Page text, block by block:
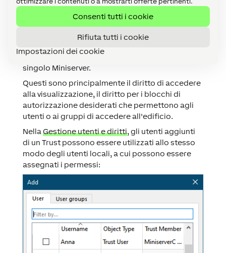
Consenti tutti i cookie
Rifiuta tutti i cookie
Impostazioni dei cookie
Gli utenti vengono trasferiti insieme alle loro
di accesso o iButtons.
sul Miniserver, poiché sono specifici per ogni
singolo Miniserver.
Questi sono principalmente il diritto di accedere
alla visualizzazione, il diritto per i blocchi di
autorizzazione desiderati che permettono agli
utenti o ai gruppi di accedere all'edificio.
Nella Gestione utenti e diritti, gli utenti aggiunti
di un Trust possono essere utilizzati allo stesso
modo degli utenti locali, a cui possono essere
assegnati i permessi: